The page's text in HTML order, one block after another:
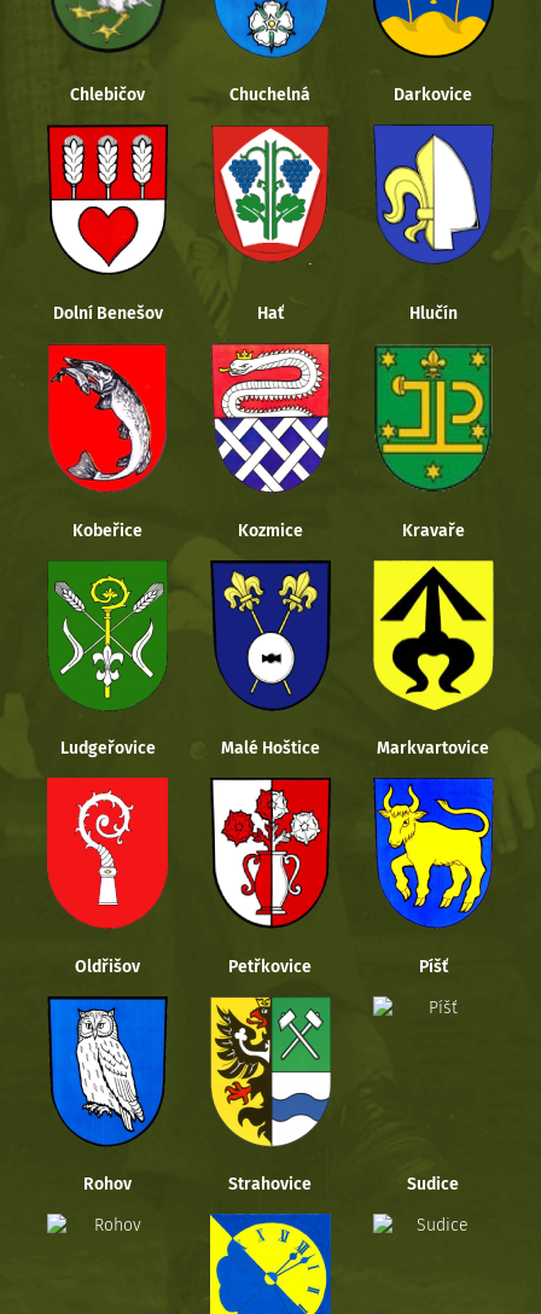
Chlebičov Chuchelná Darkovice
Dolní Benešov Hať Hlučín
Kobeřice Kozmice Kravaře
Ludgeřovice Malé Hoštice Markvartovice
Oldřišov Petřkovice Píšť
Rohov Strahovice Sudice